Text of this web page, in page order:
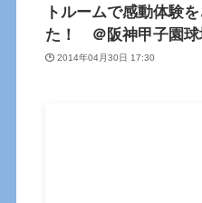
トルームで感動体験
た！ ＠阪神甲子園球
2014年04月30日 17:30